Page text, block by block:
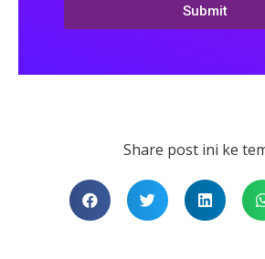
Submit
Share post ini ke